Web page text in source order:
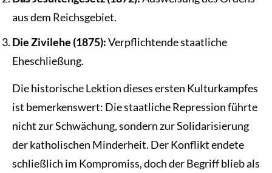
aus dem Reichsgebiet.
Die Zivilehe (1875):Verpflichtende staatliche
Eheschließung.
Die historische Lektion dieses ersten Kulturkampfes
ist bemerkenswert: Die staatliche Repression führte
nicht zur Schwächung, sondern zur Solidarisierung
der katholischen Minderheit. Der Konflikt endete
schließlich im Kompromiss, doch der Begriff blieb als